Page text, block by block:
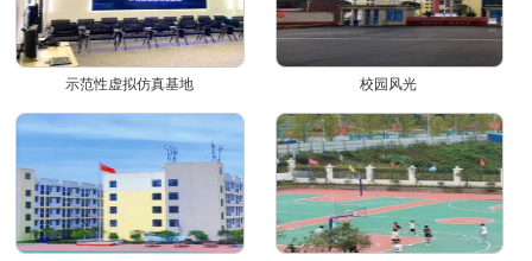
示范性虚拟仿真基地 校园风光